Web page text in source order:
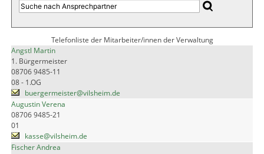
Telefonliste der Mitarbeiter/innen der Verwaltung
Angstl Martin
1. Bürgermeister
08706 9485-11
08 - 1.OG
buergermeister@vilsheim.de
Augustin Verena
08706 9485-21
01
kasse@vilsheim.de
Fischer Andrea